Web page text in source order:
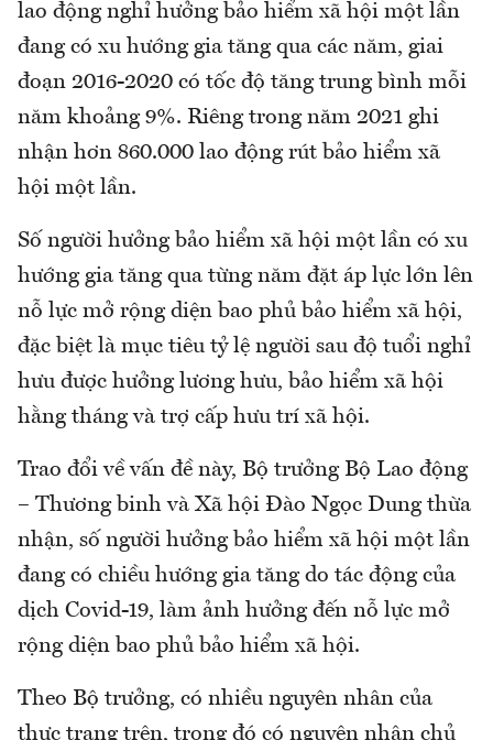
lao động nghỉ hưởng bảo hiểm xã hội một lần
đang có xu hướng gia tăng qua các năm, giai
đoạn 2016-2020 có tốc độ tăng trung bình mỗi
năm khoảng 9%. Riêng trong năm 2021 ghi
nhận hơn 860.000 lao động rút bảo hiểm xã
hội một lần.
Số người hưởng bảo hiểm xã hội một lần có xu
hướng gia tăng qua từng năm đặt áp lực lớn lên
nỗ lực mở rộng diện bao phủ bảo hiểm xã hội,
đặc biệt là mục tiêu tỷ lệ người sau độ tuổi nghỉ
hưu được hưởng lương hưu, bảo hiểm xã hội
hằng tháng và trợ cấp hưu trí xã hội.
Trao đổi về vấn đề này, Bộ trưởng Bộ Lao động
– Thương binh và Xã hội Đào Ngọc Dung thừa
nhận, số người hưởng bảo hiểm xã hội một lần
đang có chiều hướng gia tăng do tác động của
dịch Covid-19, làm ảnh hưởng đến nỗ lực mở
rộng diện bao phủ bảo hiểm xã hội.
Theo Bộ trưởng, có nhiều nguyên nhân của
thực trạng trên, trong đó có nguyên nhân chủ